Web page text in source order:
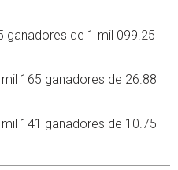
ganadores de 1 mil 099.25
165 ganadores de 26.88
141 ganadores de 10.75